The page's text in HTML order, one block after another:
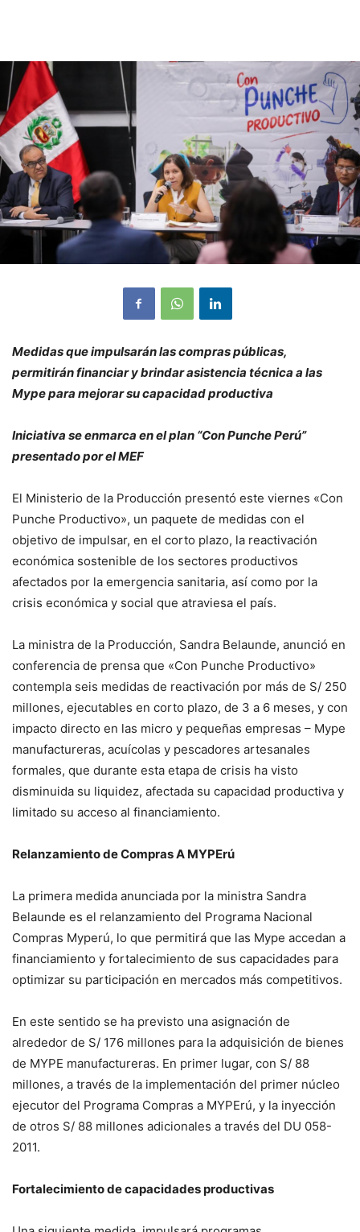
Medidas que impulsarán las compras públicas,
permitirán financiar y brindar asistencia técnica a las
Mype para mejorar su capacidad productiva
Iniciativa se enmarca en el plan “Con Punche Perú”
presentado por el MEF
El Ministerio de la Producción presentó este viernes «Con
Punche Productivo», un paquete de medidas con el
objetivo de impulsar, en el corto plazo, la reactivación
económica sostenible de los sectores productivos
afectados por la emergencia sanitaria, así como por la
crisis económica y social que atraviesa el país.
La ministra de la Producción, Sandra Belaunde, anunció en
conferencia de prensa que «Con Punche Productivo»
contempla seis medidas de reactivación por más de S/ 250
millones, ejecutables en corto plazo, de 3 a 6 meses, y con
impacto directo en las micro y pequeñas empresas – Mype
manufactureras, acuícolas y pescadores artesanales
formales, que durante esta etapa de crisis ha visto
disminuida su liquidez, afectada su capacidad productiva y
limitado su acceso al financiamiento.
Relanzamiento de Compras A MYPErú
La primera medida anunciada por la ministra Sandra
Belaunde es el relanzamiento del Programa Nacional
Compras Myperú, lo que permitirá que las Mype accedan a
financiamiento y fortalecimiento de sus capacidades para
optimizar su participación en mercados más competitivos.
En este sentido se ha previsto una asignación de
alrededor de S/ 176 millones para la adquisición de bienes
de MYPE manufactureras. En primer lugar, con S/ 88
millones, a través de la implementación del primer núcleo
ejecutor del Programa Compras a MYPErú, y la inyección
de otros S/ 88 millones adicionales a través del DU 058-
2011.
Fortalecimiento de capacidades productivas